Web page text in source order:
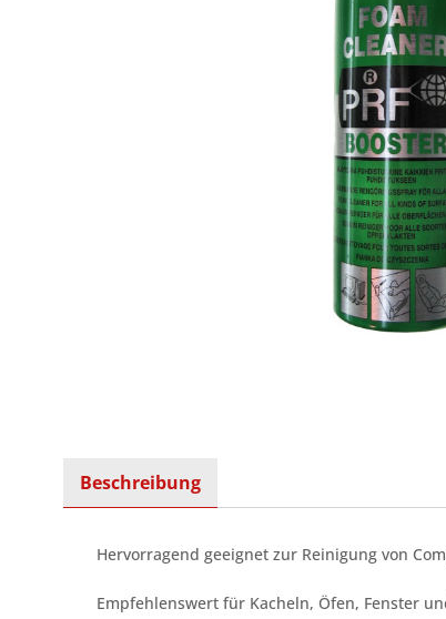
Beschreibung
Hervorragend geeignet zur Reinigung von
Empfehlenswert für Kacheln, Öfen, Fenster